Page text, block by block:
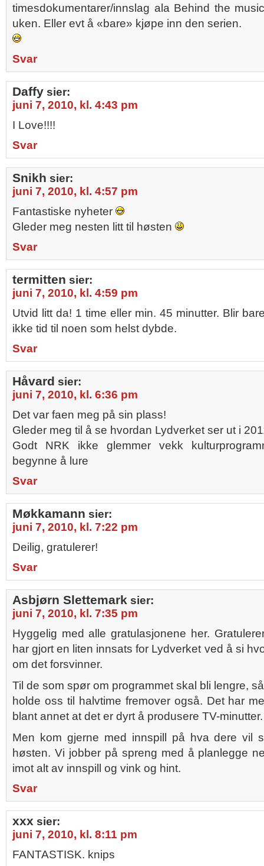
timesdokumentarer/innslag ala Behind the
uken. Eller evt å «bare» kjøpe inn den serien.
Svar
Daffy sier:
juni 7, 2010, kl. 4:43 pm
I Love!!!!
Svar
Snikh sier:
juni 7, 2010, kl. 4:57 pm
Fantastiske nyheter
Gleder meg nesten litt til høsten
Svar
termitten sier:
juni 7, 2010, kl. 4:59 pm
Utvid litt da! 1 time eller min. 45 minutter. Blir
ikke tid til noen som helst dybde.
Svar
Håvard sier:
juni 7, 2010, kl. 6:36 pm
Det var faen meg på sin plass!
Gleder meg til å se hvordan Lydverket ser ut i
Godt NRK ikke glemmer vekk
begynne å lure
Svar
Møkkamann sier:
juni 7, 2010, kl. 7:22 pm
Deilig, gratulerer!
Svar
Asbjørn Slettemark sier:
juni 7, 2010, kl. 7:35 pm
Hyggelig med alle gratulasjonene her.
har gjort en liten innsats for Lydverket ved å si
om det forsvinner.
Til de som spør om programmet skal bli lengre,
holde oss til halvtime fremover også. Det har
blant annet at det er dyrt å produsere TV-minutter.
Men kom gjerne med innspill på hva dere vil
høsten. Vi jobber på spreng med å planlegge
imot alt av innspill og vink og hint.
Svar
xxx sier:
juni 7, 2010, kl. 8:11 pm
FANTASTISK. knips